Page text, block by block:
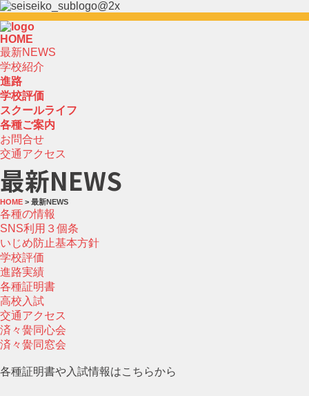
HOME
最新NEWS
学校紹介
進路
学校評価
スクールライフ
各種ご案内
お問合せ
交通アクセス
最新NEWS
HOME > 最新NEWS
各種の情報
SNS利用３個条
いじめ防止基本方針
学校評価
進路実績
各種証明書
高校入試
交通アクセス
済々黌同心会
済々黌同窓会
各種証明書や入試情報はこちらから